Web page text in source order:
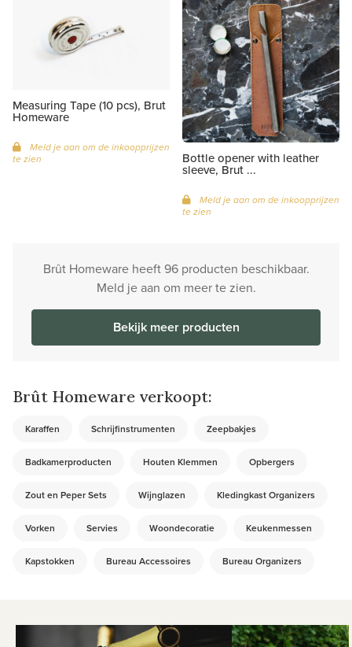
Measuring Tape (10 pcs), Brut
Homeware
Meld je aan om de inkoopprijzen
te zien
Bottle opener with leather
sleeve, Brut ...
Meld je aan om de inkoopprijzen
te zien
Brût Homeware heeft 96 producten beschikbaar.
Meld je aan om meer te zien.
Bekijk meer producten
Brût Homeware verkoopt:
Karaffen Schrijfinstrumenten Zeepbakjes
Badkamerproducten Houten Klemmen Opbergers
Zout en Peper Sets Wijnglazen Kledingkast Organizers
Vorken Servies Woondecoratie Keukenmessen
Kapstokken Bureau Accessoires Bureau Organizers